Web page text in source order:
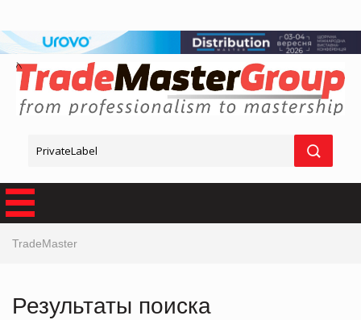
TradeMaster
Результаты поиска